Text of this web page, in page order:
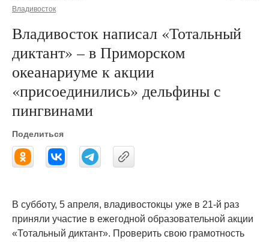
Владивосток
Владивосток написал «Тотальный
диктант» – в Приморском
океанариуме к акции
«присоединились» дельфины с
пингвинами
Поделиться
В субботу, 5 апреля, владивостокцы уже в 21-й раз
приняли участие в ежегодной образовательной акции
«Тотальный диктант». Проверить свою грамотность